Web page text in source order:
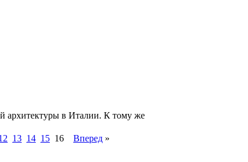
архитектуры в Италии. К тому же
13 14 15 16 Вперед »